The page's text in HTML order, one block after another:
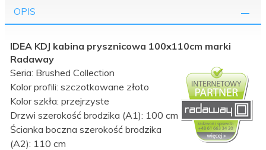
OPIS
IDEA KDJ kabina prysznicowa 100x110cm marki
Radaway
Seria: Brushed Collection
Kolor profili: szczotkowane złoto
Kolor szkła: przejrzyste
Drzwi szerokość brodzika (A1): 100 cm
Ścianka boczna szerokość brodzika
(A2): 110 cm